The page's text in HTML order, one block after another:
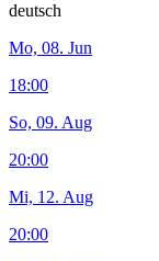
deutsch
Mo, 08. Jun
18:00
So, 09. Aug
20:00
Mi, 12. Aug
20:00